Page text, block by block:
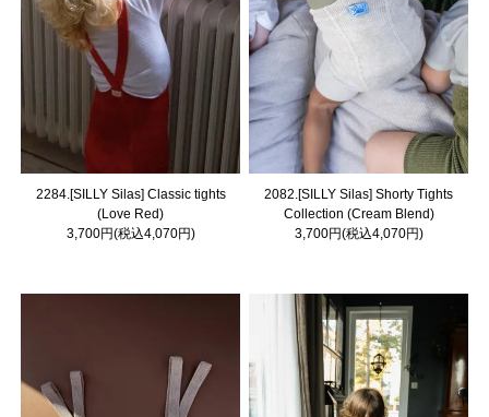
2284.[SILLY Silas] Classic tights
(Love Red)
3,700円(税込4,070円)
2082.[SILLY Silas] Shorty Tights
Collection (Cream Blend)
3,700円(税込4,070円)